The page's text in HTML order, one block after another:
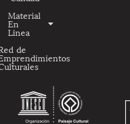
Material
En
Linea
de